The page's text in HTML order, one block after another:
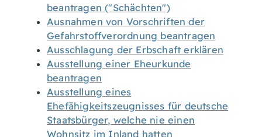
beantragen ("Schächten")
Ausnahmen von Vorschriften der
Gefahrstoffverordnung beantragen
Ausschlagung der Erbschaft erklären
Ausstellung einer Eheurkunde
beantragen
Ausstellung eines
Ehefähigkeitszeugnisses für deutsche
Staatsbürger, welche nie einen
Wohnsitz im Inland hatten